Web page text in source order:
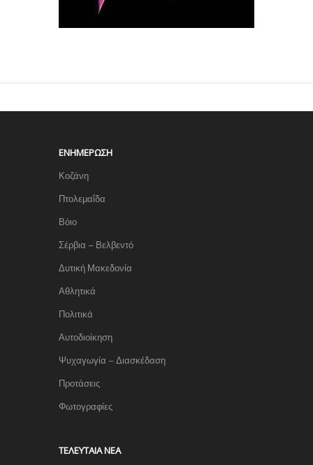
ΕΝΗΜΈΡΩΣΗ
Κοζάνη
Πτολεμαΐδα
Βόιο
Σέρβια – Βελβεντό
Δυτική Μακεδονία
Αθλητικά
Πολιτικά
Αυτοδιοίκηση
Ψυχαγωγία – Διασκέδαση
Προτάσεις
Φωτογραφίες
TΕΛΕΥΤΑΊΑ ΝΈΑ